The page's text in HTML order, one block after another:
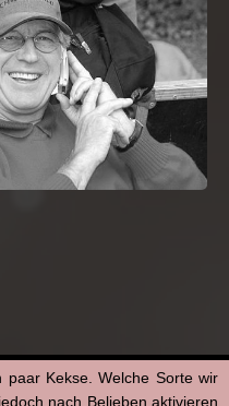
Kekse. Welche Sorte wir
nach Belieben aktivieren